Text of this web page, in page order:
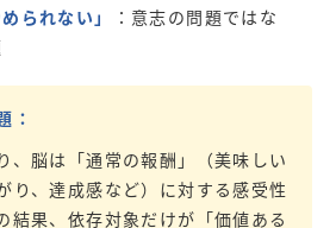
られない」
：意志の問題ではな
：
、脳は「通常の報酬」（美味しい
り、達成感など）に対する感受性
結果、依存対象だけが「価値ある